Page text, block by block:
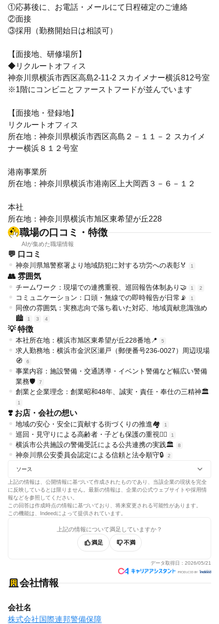
①応募後に、お電話・メールにて日程確定のご連絡
②面接
③採用（勤務開始日は相談可）
【面接地、研修場所】
◆リクルートオフィス
神奈川県横浜市西区高島2-11-2 スカイメナー横浜812号室
※1階にコンビニとファーストフードが並んでいます
【面接地・登録地】
リクルートオフィス
所在地：神奈川県横浜市西区高島２－１１－２ スカイメ
ナー横浜８１２号室
港南事業所
所在地：神奈川県横浜市港南区上大岡西３－６－１２
本社
所在地：神奈川県横浜市旭区東希望が丘228
職場の口コミ・特徴
AIが集めた職場情報
💬 口コミ
神奈川県旭警察署より地域防犯に対する功労への表彰🏅 1
👥 雰囲気
チームワーク：現場での連携重視、巡回報告体制あり🤝 1 2
コミュニケーション：口頭・無線での即時報告が日常📡 1
同僚の雰囲気：実務志向で落ち着いた対応、地域貢献意識強め
🏙️
1 3 4
💡 特徴
本社所在地：横浜市旭区東希望が丘228番地📍 5
求人勤務地：横浜市金沢区瀬戸（郵便番号236-0027）周辺現場
🧭
6
事業内容：施設警備・交通誘導・イベント警備など幅広い警備
業務🛡️
7
創業と企業理念：創業昭和48年、誠実・責任・奉仕の三精神🏛️
1
❣️ お店・会社の想い
地域の安心・安全に貢献する街づくりの推進🏘️ 1
巡回・見守りによる高齢者・子ども保護の重視👮‍♂️ 1
横浜市公共施設の警備受託による公共連携の実践🏛️ 8
神奈川県公安委員会認定による信頼と法令順守🔒 2
ソース
上記の情報は、公開情報に基づいて作成されたものであり、当該企業の現状を完全
に反映しているとは限りません。最新の情報は、企業の公式ウェブサイトや採用情
報などを参照してください。
この回答は作成時点の情報に基づいており、将来変更される可能性があります。
この機能は、Indeedによって提供されています。
上記の情報について満足していますか？
満足
不満
データ取得日： 2026/05/21
会社情報
会社名
株式会社国際連邦警備保障